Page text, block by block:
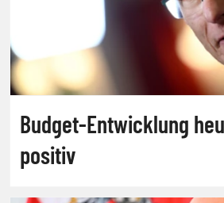
Budget-Entwicklung
positiv